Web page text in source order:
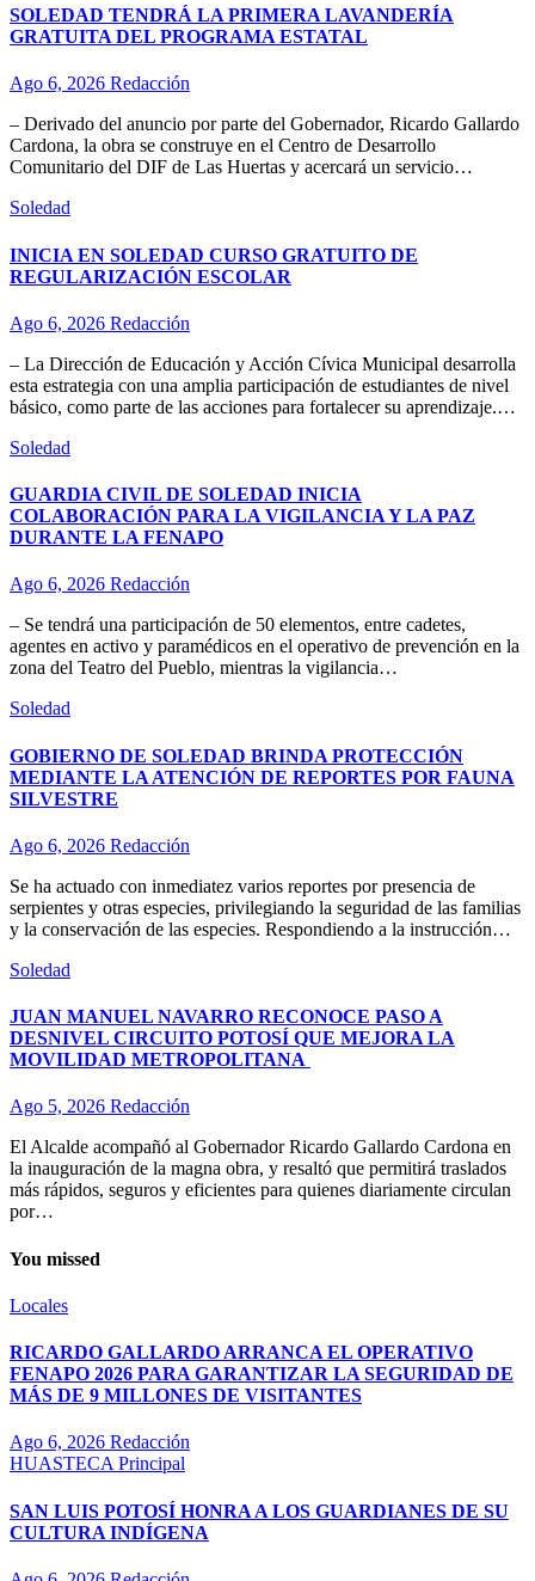
SOLEDAD TENDRÁ LA PRIMERA LAVANDERÍA
GRATUITA DEL PROGRAMA ESTATAL
Ago 6, 2026 Redacción
– Derivado del anuncio por parte del Gobernador, Ricardo Gallardo
Cardona, la obra se construye en el Centro de Desarrollo
Comunitario del DIF de Las Huertas y acercará un servicio…
Soledad
INICIA EN SOLEDAD CURSO GRATUITO DE
REGULARIZACIÓN ESCOLAR
Ago 6, 2026 Redacción
– La Dirección de Educación y Acción Cívica Municipal desarrolla
esta estrategia con una amplia participación de estudiantes de nivel
básico, como parte de las acciones para fortalecer su aprendizaje.…
Soledad
GUARDIA CIVIL DE SOLEDAD INICIA
COLABORACIÓN PARA LA VIGILANCIA Y LA PAZ
DURANTE LA FENAPO
Ago 6, 2026 Redacción
– Se tendrá una participación de 50 elementos, entre cadetes,
agentes en activo y paramédicos en el operativo de prevención en la
zona del Teatro del Pueblo, mientras la vigilancia…
Soledad
GOBIERNO DE SOLEDAD BRINDA PROTECCIÓN
MEDIANTE LA ATENCIÓN DE REPORTES POR FAUNA
SILVESTRE
Ago 6, 2026 Redacción
Se ha actuado con inmediatez varios reportes por presencia de
serpientes y otras especies, privilegiando la seguridad de las familias
y la conservación de las especies. Respondiendo a la instrucción…
Soledad
JUAN MANUEL NAVARRO RECONOCE PASO A
DESNIVEL CIRCUITO POTOSÍ QUE MEJORA LA
MOVILIDAD METROPOLITANA
Ago 5, 2026 Redacción
El Alcalde acompañó al Gobernador Ricardo Gallardo Cardona en
la inauguración de la magna obra, y resaltó que permitirá traslados
más rápidos, seguros y eficientes para quienes diariamente circulan
por…
You missed
Locales
RICARDO GALLARDO ARRANCA EL OPERATIVO
FENAPO 2026 PARA GARANTIZAR LA SEGURIDAD DE
MÁS DE 9 MILLONES DE VISITANTES
Ago 6, 2026 Redacción
HUASTECAPrincipal
SAN LUIS POTOSÍ HONRA A LOS GUARDIANES DE SU
CULTURA INDÍGENA